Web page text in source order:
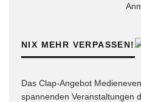
NIX MEHR VERPASSEN!
Das Clap-Angebot
spannenden Veranstaltungen